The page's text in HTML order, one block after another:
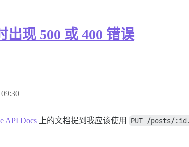
现 500 或 400 错误
API Docs 上的文档提到我应该使用 PUT /posts/